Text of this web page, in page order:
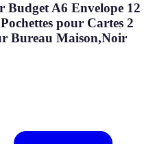
Budget A6 Envelope 12
pour Cartes 2
Bureau Maison,Noir